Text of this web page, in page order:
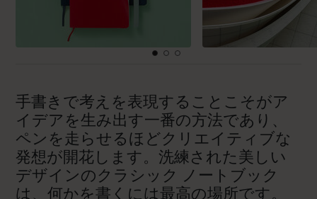
手書きで考えを表現することこそがア
イデアを生み出す一番の方法であり、
ペンを走らせるほどクリエイティブな
発想が開花します。洗練された美しい
デザインのクラシック ノートブック
は、何かを書くには最高の場所です。